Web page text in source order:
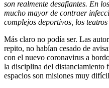
son realmente desafiantes. En
mucho mayor de contraer
complejos deportivos, los
Más claro no podía ser. Las
repito, no habían cesado de
con el nuevo coronavirus a
la disciplina del distanciamiento
espacios son misiones muy